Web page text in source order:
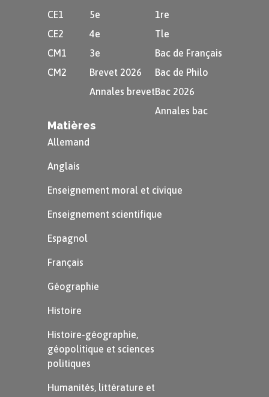
CE1
CE2
CM1
CM2
5e
4e
3e
Brevet 2026
Annales brevet
1re
Tle
Bac de Français
Bac de Philo
Bac 2026
Annales bac
Matières
Allemand
Anglais
Enseignement moral et civique
Enseignement scientifique
Espagnol
Français
Géographie
Histoire
Histoire-géographie,
géopolitique et sciences
politiques
Humanités, littérature et